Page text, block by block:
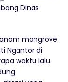
Dinas
mangrove
Ngantor di
waktu lalu.